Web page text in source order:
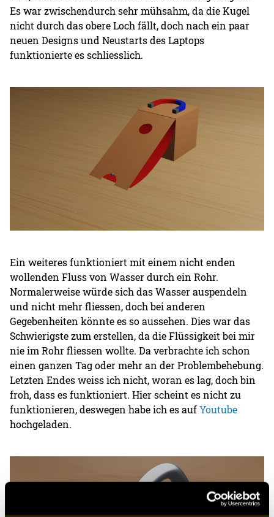
Es war zwischendurch sehr mühsahm, da die Kugel
nicht durch das obere Loch fällt, doch nach ein paar
neuen Designs und Neustarts des Laptops
funktionierte es schliesslich.
Ein weiteres funktioniert mit einem nicht enden
wollenden Fluss von Wasser durch ein Rohr.
Normalerweise würde sich das Wasser auspendeln
und nicht mehr fliessen, doch bei anderen
Gegebenheiten könnte es so aussehen. Dies war das
Schwierigste zum erstellen, da die Flüssigkeit bei mir
nie im Rohr fliessen wollte. Da verbrachte ich schon
einen ganzen Tag oder mehr an der Problembehebung.
Letzten Endes weiss ich nicht, woran es lag, doch bin
froh, dass es funktioniert. Hier scheint es nicht zu
funktionieren, deswegen habe ich es aufYoutube
hochgeladen.